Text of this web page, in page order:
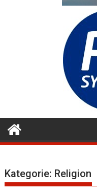
Kategorie: Religion